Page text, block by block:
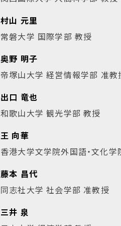
村山 元里
常磐大学 国際学部 教授
奥野 明子
帝塚山大学 経営情報学部 准教
出口 竜也
和歌山大学 観光学部 教授
王 向華
香港大学文学院外国語・文化
藤本 昌代
同志社大学 社会学部 准教授
三井 泉